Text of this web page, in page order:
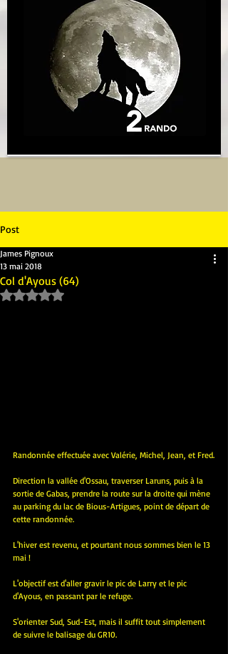
Post
Col d'Ayous (64)
James Pignoux
13 mai 2018
Noté NaN étoiles sur 5.
Randonnée effectuée avec Valérie, Michel, Jean, et Fred.
Direction la vallée d'Ossau, traverser Laruns, puis à la
sortie de Gabas, prendre la route sur la droite qui mène
au parking du lac de Bious-Artigues, point de départ de
cette randonnée.
L'hiver est revenu, et pourtant nous sommes bien le 13
mai !
L'objectif est d'aller gravir le pic de Larry et le pic
d'Ayous, en passant par le refuge.
S'orienter Sud, Sud-Est, mais il suffit tout simplement
de suivre le balisage du GR10.